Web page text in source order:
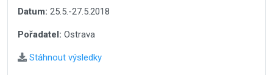
Datum: 25.5.-27.5.2018
Pořadatel: Ostrava
Stáhnout výsledky